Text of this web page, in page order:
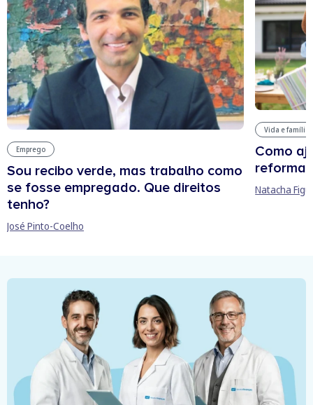
Emprego
Sou recibo verde, mas trabalho como
se fosse empregado. Que direitos
tenho?
José Pinto-Coelho
Vida e família
Como
reforma
Natacha